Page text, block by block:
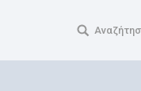
Search: